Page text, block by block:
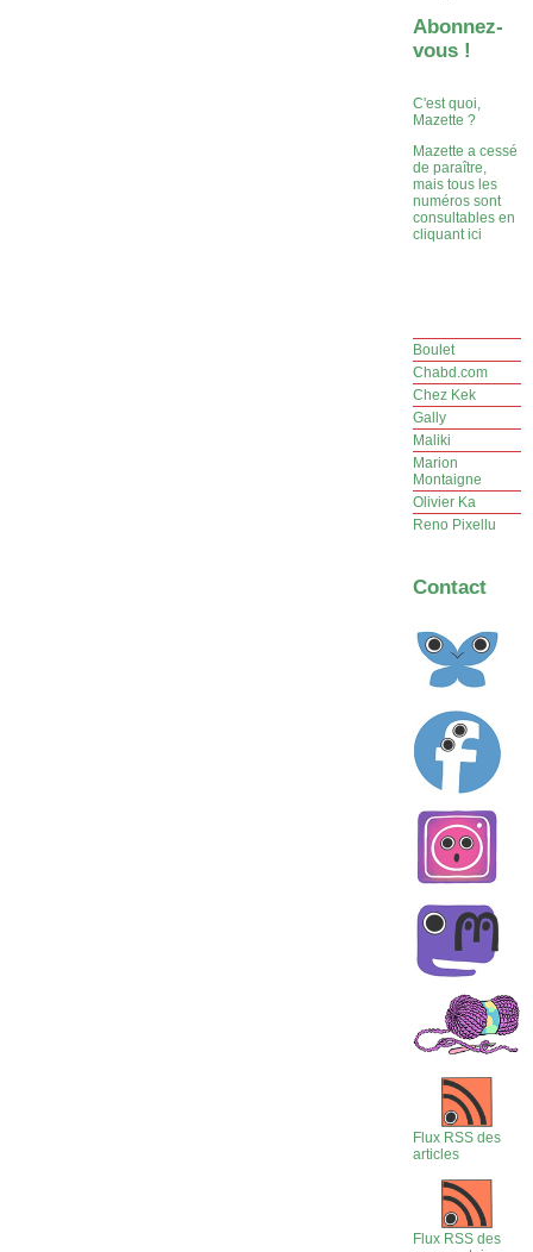
Abonnez-
vous !
C'est quoi,
Mazette ?
Mazette a cessé
de paraître,
mais tous les
numéros sont
consultables en
cliquant ici
Boulet
Chabd.com
Chez Kek
Gally
Maliki
Marion
Montaigne
Olivier Ka
Reno Pixellu
Contact
Flux RSS des
articles
Flux RSS des